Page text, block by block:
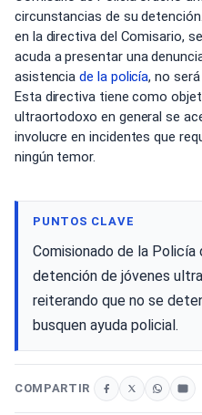
circunstancias de su
en la directiva del Comisario,
acuda a presentar una
asistenciade la policía, no
Esta directiva tiene como
ultraortodoxo en general se
involucre en incidentes que
ningún temor.
PUNTOS CLAVE
Comisionado de la
detención de jóvenes
reiterando que no se
busquen ayuda policial.
COMPARTIR